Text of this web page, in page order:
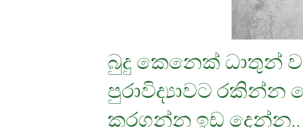
බුදු කෙනෙක් ධාතුන්
පුරාවිද්‍යාවට
කරගන්න ඉඩ දෙන්න..